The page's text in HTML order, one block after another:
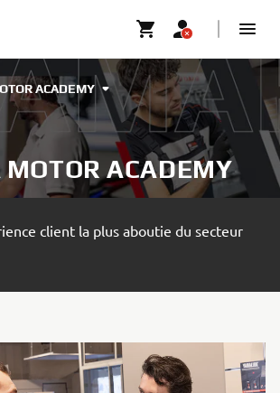
ACADEMY
ACADEMY
client la plus aboutie du secteur